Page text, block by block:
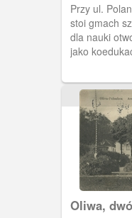
Przy ul.
stoi gmach
dla nauki
jako
dziewcząt z
Rybińskiego.
Oliwa,